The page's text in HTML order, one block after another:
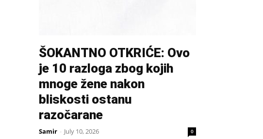
ŠOKANTNO OTKRIĆE: Ovo
je 10 razloga zbog kojih
mnoge žene nakon
bliskosti ostanu
razočarane
Samir - July 10, 2026 0